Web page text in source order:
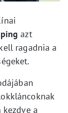
azt
ragadnia a
a